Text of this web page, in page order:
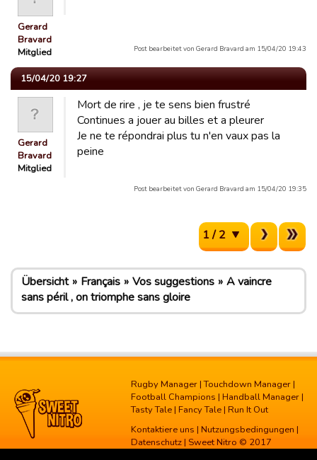
Gerard
Bravard
Mitglied
Post bearbeitet von Gerard Bravard am 15/04/20 19:43
15/04/20 19:27
Gerard
Bravard
Mitglied
Mort de rire , je te sens bien frustré
Continues a jouer au billes et a pleurer
Je ne te répondrai plus tu n'en vaux pas la
peine
Post bearbeitet von Gerard Bravard am 15/04/20 19:35
1 / 2
Übersicht Français Vos suggestions
A vaincre
sans péril , on triomphe sans gloire
Rugby Manager |Touchdown Manager |
Football Champions | Handball Manager |
Tasty Tale | Fancy Tale | Run It Out
Kontaktiere uns | Nutzungsbedingungen |
Datenschutz | Sweet Nitro © 2017